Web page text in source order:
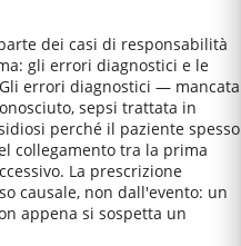
dei casi di responsabilità
gli errori diagnostici e le
errori diagnostici — mancata
sepsi trattata in
perché il paziente spesso
collegamento tra la prima
La prescrizione
causale, non dall'evento: un
appena si sospetta un